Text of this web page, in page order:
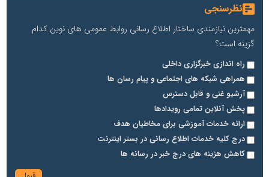
نظرسنجی
مهمترین نیازمندی ساختار اطلاع رسانی روابط عمومی های نوین کدام
گزینه است؟
راه اندازی خبرگزاری داخلی
همراهی شبکه های اجتماعی و پیام رسان ها
آرشیو غنی و قابل دسترس
پخش آنلاین تمامی رویدادها
ارائه خدمات آموزشی برای مخاطیان هدف
درج کلیه خدمات اطلاع رسانی در بستر اینترنت
کاهش هزینه های درج خبر در رسانه ها